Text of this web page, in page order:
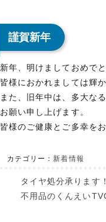
謹賀新年
新年、明けましておめで
皆様におかれましては輝
また、旧年中は、多大な
お願い申し上げます。
皆様のご健康とご多幸を
カテゴリー： 新着情報
タイヤ処分承ります
不用品のくんえい